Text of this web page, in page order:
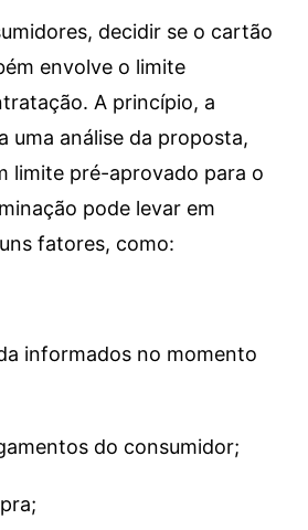
decidir se o cartão
envolve o limite
A princípio, a
uma análise da proposta,
limite pré-aprovado para o
pode levar em
fatores, como:
informados no momento
do consumidor;